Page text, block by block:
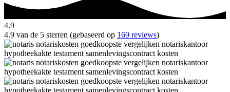
4.9
4.9 van de 5 sterren (gebaseerd op 169 reviews)